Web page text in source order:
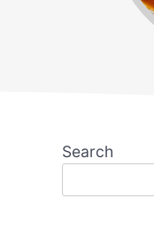
Search